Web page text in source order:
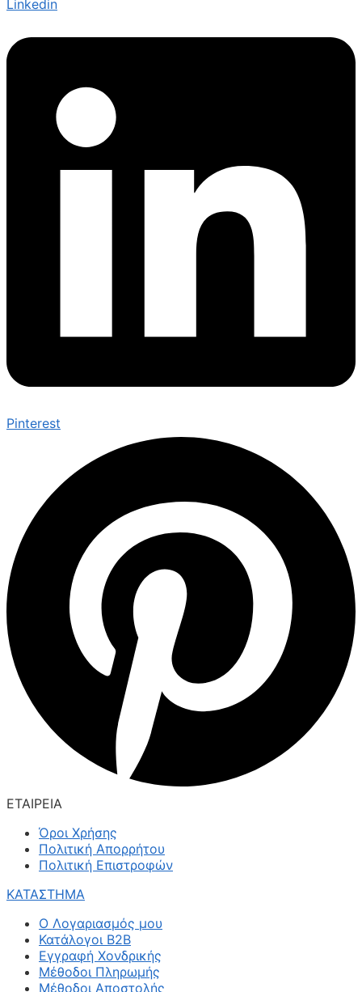
Linkedin
Pinterest
ΕΤΑΙΡΕΙΑ
Όροι Χρήσης
Πολιτική Απορρήτου
Πολιτική Επιστροφών
ΚΑΤΑΣΤΗΜΑ
Ο Λογαριασμός μου
Κατάλογοι B2B
Εγγραφή Χονδρικής
Μέθοδοι Πληρωμής
Μέθοδοι Αποστολής